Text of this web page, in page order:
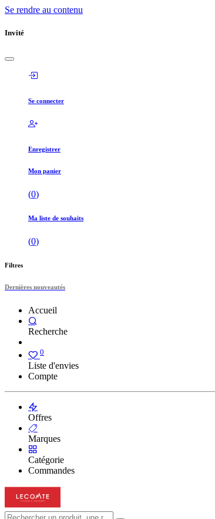
Se rendre au contenu
Invité
Se connecter
Enregistrer
Mon panier
(0)
Ma liste de souhaits
(0)
Filtres
Dernières nouveautés
Accueil
Recherche
0
Liste d'envies
Compte
Offres
Marques
Catégorie
Commandes